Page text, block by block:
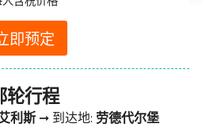
即预定
轮行程
利斯➞ 到达地: 劳德代尔堡